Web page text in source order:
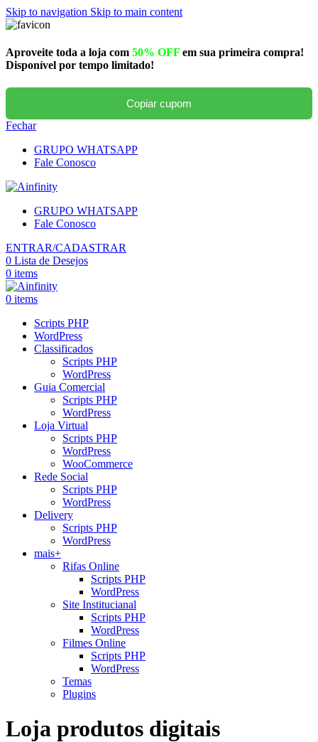
Skip to navigation Skip to main content
Aproveite toda a loja com 50% OFF em sua primeira compra!
Disponível por tempo limitado!
Copiar cupom
Fechar
GRUPO WHATSAPP
Fale Conosco
GRUPO WHATSAPP
Fale Conosco
ENTRAR/CADASTRAR
0 Lista de Desejos
0 items
0 items
Scripts PHP
WordPress
Classificados
Scripts PHP
WordPress
Guia Comercial
Scripts PHP
WordPress
Loja Virtual
Scripts PHP
WordPress
WooCommerce
Rede Social
Scripts PHP
WordPress
Delivery
Scripts PHP
WordPress
mais+
Rifas Online
Scripts PHP
WordPress
Site Institucianal
Scripts PHP
WordPress
Filmes Online
Scripts PHP
WordPress
Temas
Plugins
Loja produtos digitais